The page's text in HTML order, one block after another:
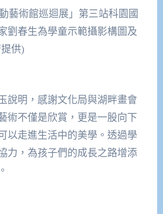
藝術館巡迴展」第三站科園國
劉春生為學童示範攝影構圖及
供)
說明，感謝文化局與湖畔畫會
術不僅是欣賞，更是一股向下
以走進生活中的美學。透過學
力，為孩子們的成長之路增添